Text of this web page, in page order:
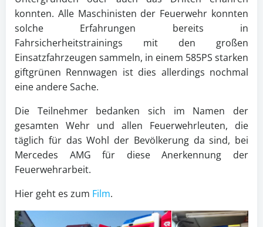
konnten. Alle Maschinisten der Feuerwehr konnten
solche Erfahrungen bereits in
Fahrsicherheitstrainings mit den großen
Einsatzfahrzeugen sammeln, in einem 585PS starken
giftgrünen Rennwagen ist dies allerdings nochmal
eine andere Sache.
Die Teilnehmer bedanken sich im Namen der
gesamten Wehr und allen Feuerwehrleuten, die
täglich für das Wohl der Bevölkerung da sind, bei
Mercedes AMG für diese Anerkennung der
Feuerwehrarbeit.
Hier geht es zum Film.